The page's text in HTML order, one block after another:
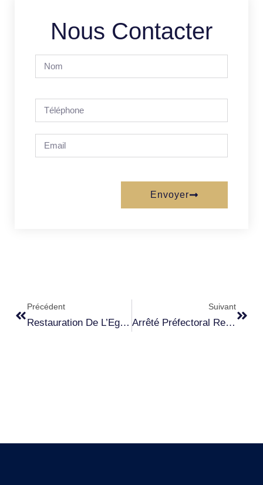
Nous Contacter
Envoyer
Précédent
Restauration De L’Eglise Saint Côme Et Saint Damien
Suivant
Arrêté Préfectoral Relatif Au Plan De Gestion Du Réseau Hydrographique Du Territoire Du Nebbiu – Conca D’Oru